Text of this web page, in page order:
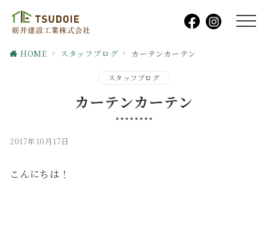
HOME スタッフブログ カーテンカーテン
スタッフブログ
カーテンカーテン
2017年10月17日
こんにちは！